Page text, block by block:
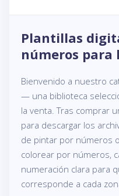
Plantillas
números para
Bienvenido a nuestro
— una biblioteca
la venta. Tras comprar
para descargar los
de pintar por números
colorear por números,
numeración clara para
corresponde a cada